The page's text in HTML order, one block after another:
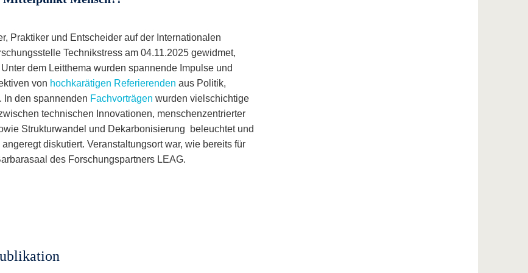
Praktiker und Entscheider auf der Internationalen
Technikstress am 04.11.2025 gewidmet,
dem Leitthema wurden spannende Impulse und
von hochkarätigen Referierenden aus Politik,
In den spannenden Fachvorträgen wurden vielschichtige
technischen Innovationen, menschenzentrierter
Strukturwandel und Dekarbonisierung beleuchtet und
diskutiert. Veranstaltungsort war, wie bereits für
des Forschungspartners LEAG.